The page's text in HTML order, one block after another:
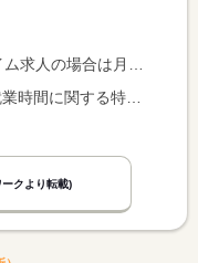
の場合は時間額を表示しています。
クより転載)